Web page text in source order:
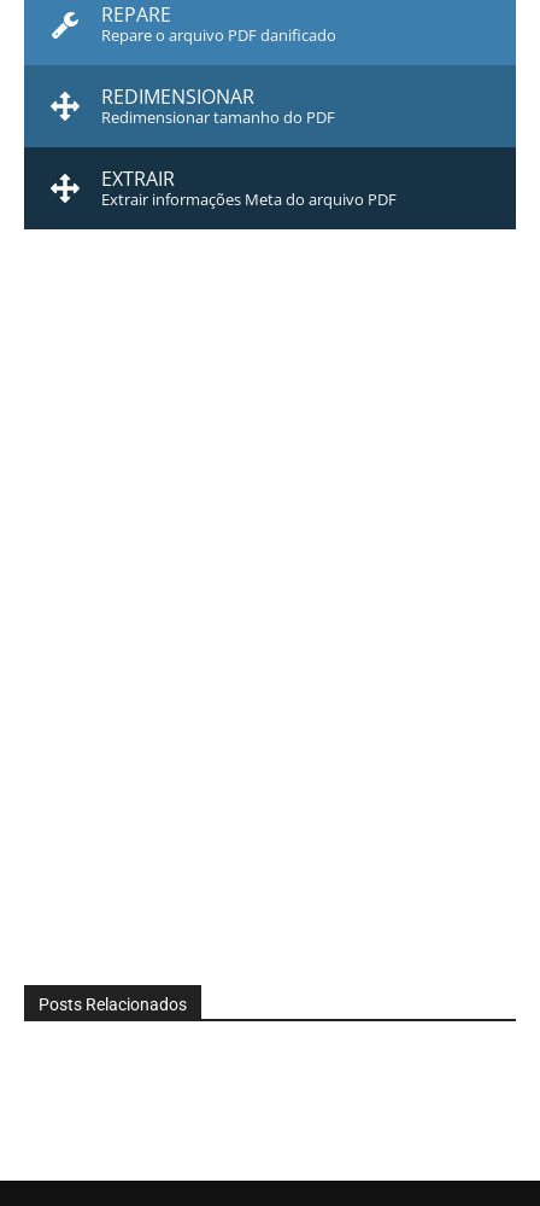
REPARE
Repare o arquivo PDF danificado
REDIMENSIONAR
Redimensionar tamanho do PDF
EXTRAIR
Extrair informações Meta do arquivo PDF
Posts Relacionados